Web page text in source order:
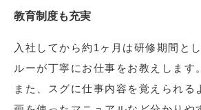
教育制度も充実
入社してから約1ヶ月は研修期間と
ルーが丁寧にお仕事をお教えします。
また、スグに仕事内容を覚えられる